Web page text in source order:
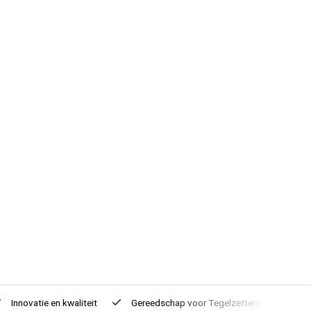
Innovatieen kwaliteit Gereedschap voorTegelzetters